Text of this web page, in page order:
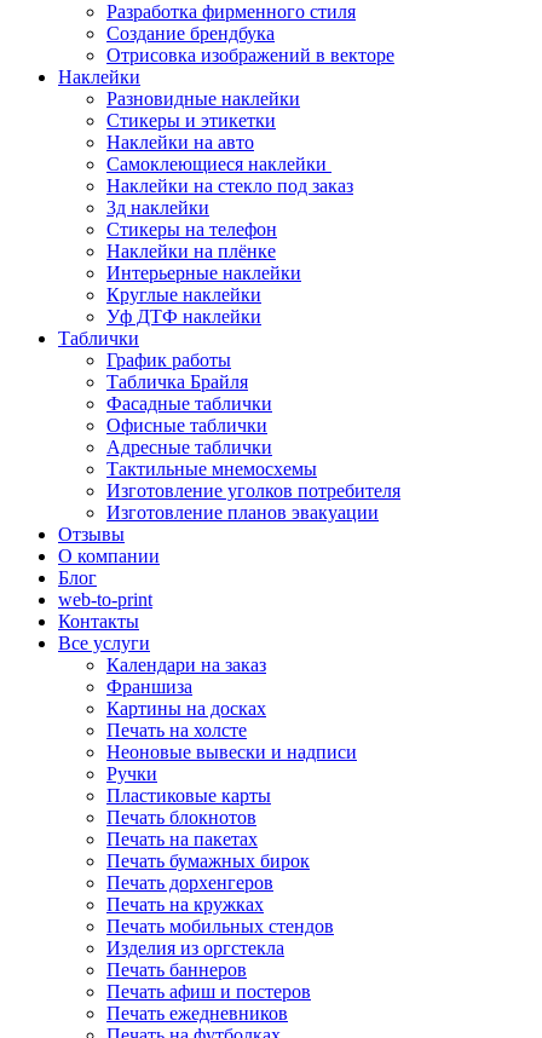
Разработка фирменного стиля
Создание брендбука
Отрисовка изображений в векторе
Наклейки
Разновидные наклейки
Стикеры и этикетки
Наклейки на авто
Самоклеющиеся наклейки
Наклейки на стекло под заказ
3д наклейки
Cтикеры на телефон
Наклейки на плёнке
Интерьерные наклейки
Круглые наклейки
Уф ДТФ наклейки
Таблички
График работы
Табличка Брайля
Фасадные таблички
Офисные таблички
Адресные таблички
Тактильные мнемосхемы
Изготовление уголков потребителя
Изготовление планов эвакуации
Отзывы
О компании
Блог
web-to-print
Контакты
Все услуги
Календари на заказ
Франшиза
Картины на досках
Печать на холсте
Неоновые вывески и надписи
Ручки
Пластиковые карты
Печать блокнотов
Печать на пакетах
Печать бумажных бирок
Печать дорхенгеров
Печать на кружках
Печать мобильных стендов
Изделия из оргстекла
Печать баннеров
Печать афиш и постеров
Печать ежедневников